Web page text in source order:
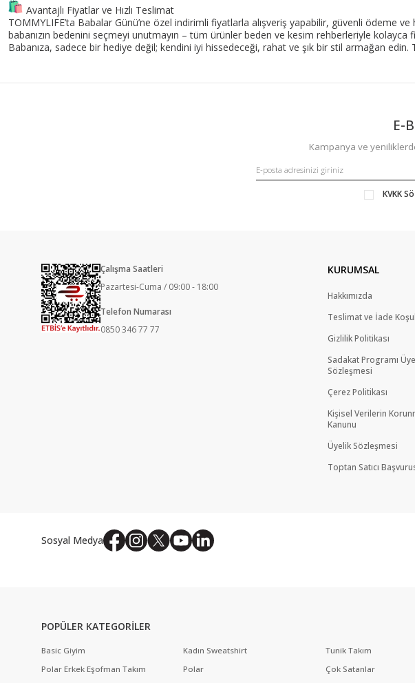
Avantajlı Fiyatlar ve Hızlı Teslimat
TOMMYLIFE’ta Babalar Günü’ne özel indirimli fiyatlarla alışveriş yapabilir, güvenli ödeme
babanızın bedenini seçmeyi unutmayın – tüm ürünler beden ve kesim rehberleriyle kolayca
Babanıza, sadece bir hediye değil; kendini iyi hissedeceği, rahat ve şık bir stil armağan
E-
Kampanya ve
KVKK
Çalışma Saatleri
Pazartesi-Cuma / 09:00 - 18:00
Telefon Numarası
0850 346 77 77
KURUMSAL
Hakkımızda
Teslimat ve İade
Gizlilik Politikası
Sadakat Programı
Sözleşmesi
Çerez Politikası
Kişisel Verilerin
Kanunu
Üyelik Sözleşmesi
Toptan Satıcı
Sosyal Medya
POPÜLER KATEGORİLER
Basic Giyim
Polar Erkek Eşofman Takım
Kadın Sweatshirt
Polar
Tunik Takım
Çok Satanlar